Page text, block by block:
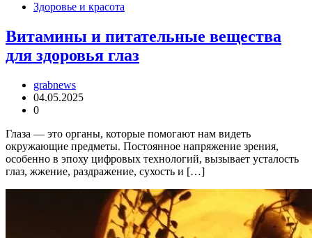
Здоровье и красота
Витамины и питательные вещества
для здоровья глаз
grabnews
04.05.2025
0
Глаза — это органы, которые помогают нам видеть
окружающие предметы. Постоянное напряжение зрения,
особенно в эпоху цифровых технологий, вызывает усталость
глаз, жжение, раздражение, сухость и […]